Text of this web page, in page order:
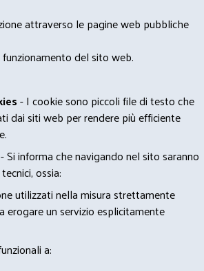
attraverso le pagine web pubbliche
del sito web.
- I cookie sono piccoli file di testo che
dai siti web per rendere più efficiente
- Si informa che navigando nel sito saranno
ossia:
utilizzati nella misura strettamente
erogare un servizio esplicitamente
a: